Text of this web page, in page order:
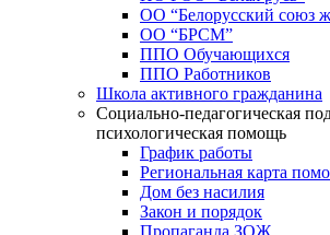
ОО “Белорусский союз
ОО “БРСМ”
ППО Обучающихся
ППО Работников
Школа активного гражданина
Социально-педагогическая
психологическая помощь
График работы
Региональная карта
Дом без насилия
Закон и порядок
Пропаганда ЗОЖ